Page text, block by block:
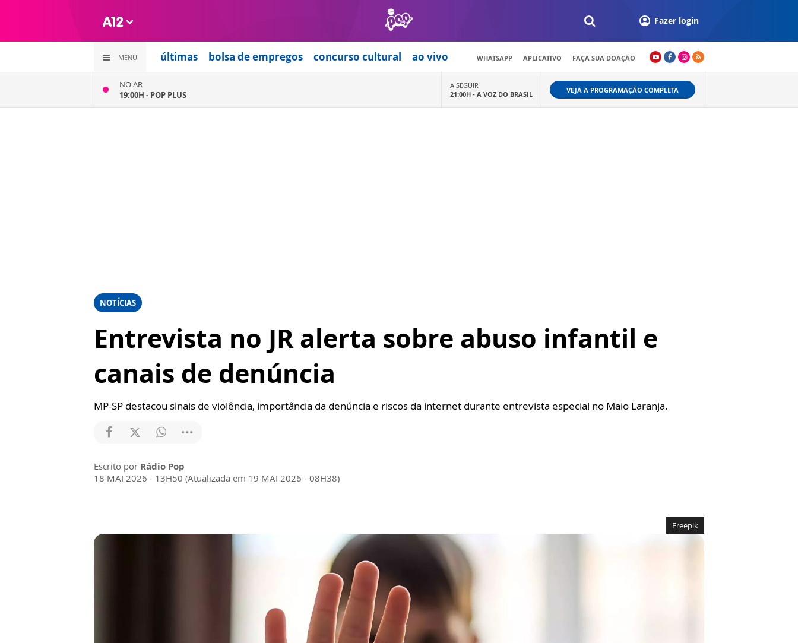
Fazer login
MENU últimas bolsa de empregos concurso cultural ao vivo WHATSAPP APLICATIVO FAÇA SUA DOAÇÃO
NO AR
19:00H - POP PLUS
A SEGUIR
21:00H - A VOZ DO BRASIL VEJA A PROGRAMAÇÃO COMPLETA
NOTÍCIAS
Entrevista no JR alerta sobre abuso infantil e
canais de denúncia
MP-SP destacou sinais de violência, importância da denúncia e riscos da internet durante entrevista especial no Maio Laranja.
Escrito por Rádio Pop
18 MAI 2026 - 13H50 (Atualizada em 19 MAI 2026 - 08H38)
Freepik